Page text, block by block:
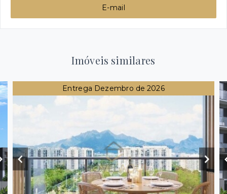
E-mail
Imóveis similares
Entrega Dezembro de 2026